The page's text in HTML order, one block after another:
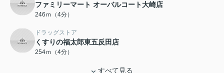
ファミリーマート オーバルコート大崎店
246ｍ（4分）
ドラッグストア
くすりの福太郎東五反田店
254ｍ（4分）
すべて見る